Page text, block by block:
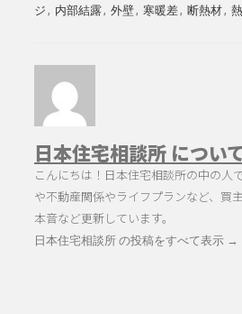
ジ
内部結露 外壁 寒暖差 断熱材
日本住宅相談所 につい
こんにちは！日本住宅相談所の中の人
や不動産関係やライフプランなど、買
本音など更新しています。
日本住宅相談所 の投稿をすべて表示 →